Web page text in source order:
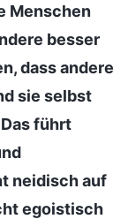
Menschen
besser
dass andere
sie selbst
führt
neidisch auf
egoistisch